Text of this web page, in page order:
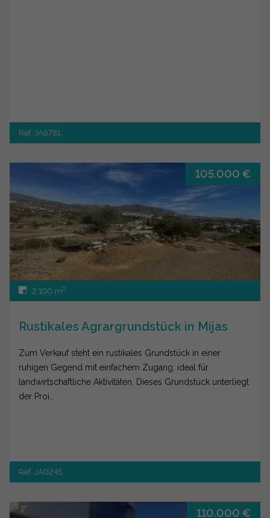
Ref. JA6781
105.000 €
2.100 m2
Rustikales Agrargrundstück in Mijas
Zum Verkauf steht ein rustikales Grundstück in einer
ruhigen Gegend mit einfachem Zugang, ideal für
landwirtschaftliche Aktivitäten. Dieses Grundstück unterliegt
der Proi...
Ref. JA0245
110.000 €